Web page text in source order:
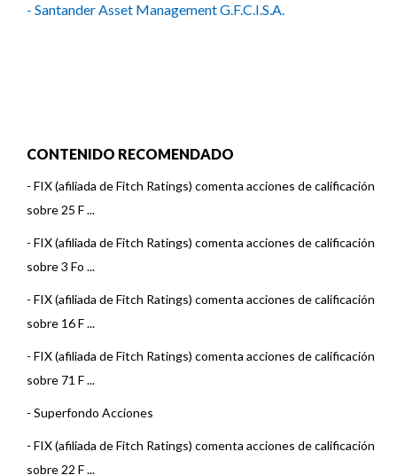
- Santander Asset Management G.F.C.I.S.A.
CONTENIDO RECOMENDADO
- FIX (afiliada de Fitch Ratings) comenta acciones de calificación
sobre 25 F ...
- FIX (afiliada de Fitch Ratings) comenta acciones de calificación
sobre 3 Fo ...
- FIX (afiliada de Fitch Ratings) comenta acciones de calificación
sobre 16 F ...
- FIX (afiliada de Fitch Ratings) comenta acciones de calificación
sobre 71 F ...
- Superfondo Acciones
- FIX (afiliada de Fitch Ratings) comenta acciones de calificación
sobre 22 F ...